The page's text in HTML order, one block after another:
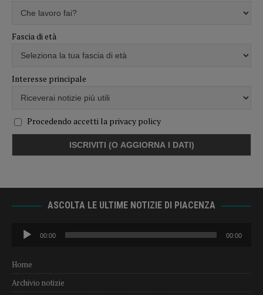
Fascia di età
Interesse principale
Procedendo accetti la privacy policy
ASCOLTA LE ULTIME NOTIZIE DI PIACENZA
Audio
Player
00:00 00:00
Home
Archivio notizie